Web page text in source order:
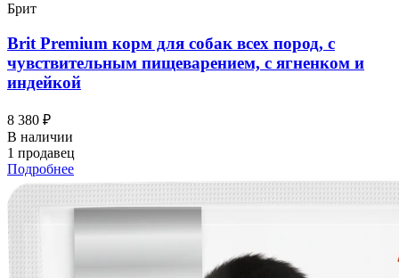
Брит
Brit Premium корм для собак всех пород, с
чувствительным пищеварением, с ягненком и
индейкой
8 380 ₽
В наличии
1 продавец
Подробнее